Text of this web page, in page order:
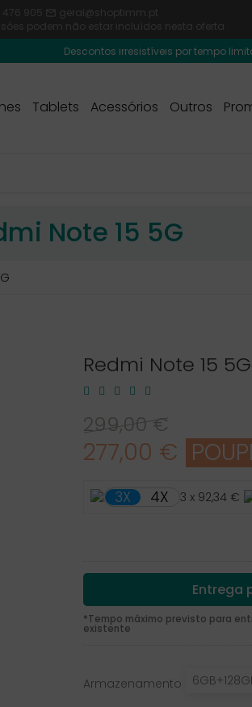
476 905 geral@shoptimm.pt
podem não estar incluídos nesta oferta
Descontos irresistíveis por tempo limitado! Usa o
Tablets Acessórios Outros
Note 15 5G
Redmi Note 15 5G
299,00 €
277,00 €
3X 4X 3 x 92,34 €
Entrega
*Tempo máximo previsto para
existente
Armazenamento